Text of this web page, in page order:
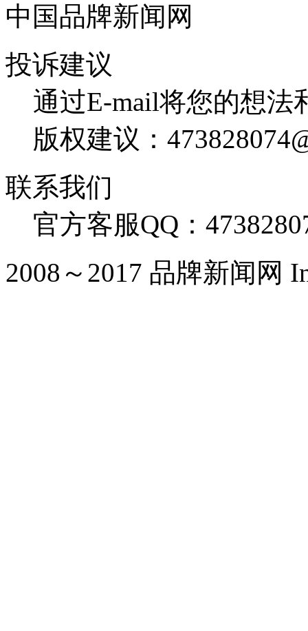
中国品牌新闻网
投诉建议
通过E-mail将您的想法
版权建议：
联系我们
官方客服QQ：
2008～2017 品牌新闻网